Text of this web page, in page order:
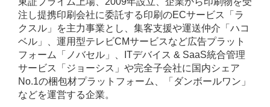
注し提携印刷会社に委託する印刷のECサービス「ラ
クスル」を主力事業とし、集客支援や運送仲介「ハコ
ベル」、運用型テレビCMサービスなど広告プラット
フォーム「ノバセル」、ITデバイス & SaaS統合管理
サービス「ジョーシス」や完全子会社に国内シェア
No.1の梱包材プラットフォーム、「ダンボールワン」
などを運営する企業。